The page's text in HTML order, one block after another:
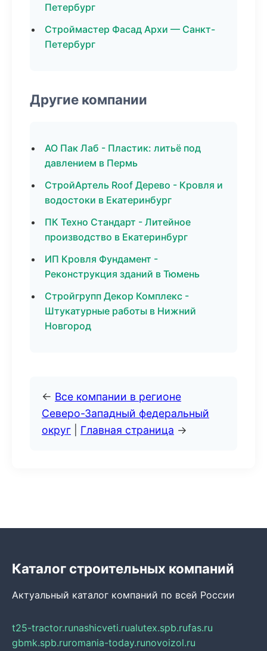
Петербург
Строймастер Фасад Архи — Санкт-
Петербург
Другие компании
АО Пак Лаб - Пластик: литьё под
давлением в Пермь
СтройАртель Roof Дерево - Кровля и
водостоки в Екатеринбург
ПК Техно Стандарт - Литейное
производство в Екатеринбург
ИП Кровля Фундамент -
Реконструкция зданий в Тюмень
Стройгрупп Декор Комплекс -
Штукатурные работы в Нижний
Новгород
← Все компании в регионе
Северо-Западный федеральный
округ
Главная страница →
Каталог строительных компаний
Актуальный каталог компаний по всей России
t25-tractor.runashicveti.rualutex.spb.rufas.ru
gbmk.spb.ruromania-today.runovoizol.ru